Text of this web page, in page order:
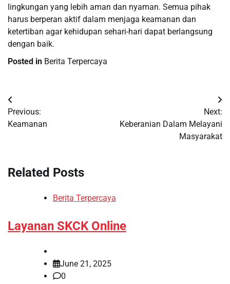
lingkungan yang lebih aman dan nyaman. Semua pihak
harus berperan aktif dalam menjaga keamanan dan
ketertiban agar kehidupan sehari-hari dapat berlangsung
dengan baik.
Posted in Berita Terpercaya
Post
navigation
Previous:
Keamanan
Next:
Keberanian Dalam Melayani
Masyarakat
Related Posts
Berita Terpercaya
Layanan SKCK Online
June 21, 2025
0